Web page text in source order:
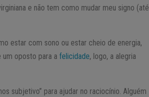
e não tem como mudar meu signo (até
estar com sono ou estar cheio de energia,
um oposto para afelicidade, logo, a alegria
subjetivo” para ajudar no raciocínio. Alguém